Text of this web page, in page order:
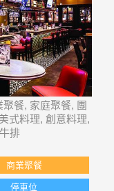
餐, 家庭聚餐, 團
式料理, 創意料理,
排
商業聚餐
停車位